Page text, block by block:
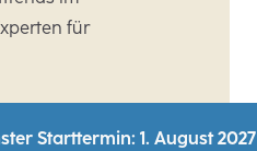
für
Starttermin: 1. August 2027